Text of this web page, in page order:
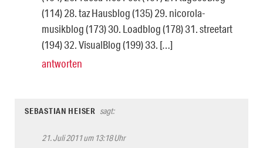
(114) 28. taz Hausblog (135) 29. nicorola-
musikblog (173) 30. Loadblog (178) 31. streetart
(194) 32. VisualBlog (199) 33. […]
antworten
SEBASTIAN HEISER sagt:
21. Juli 2011 um 13:18 Uhr